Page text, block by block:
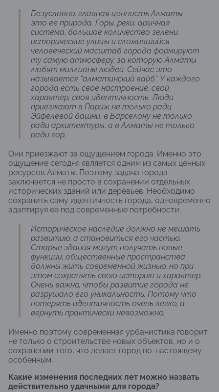
Безусловно, главная ценность Алматы –
это ее природа. Горы, реки, арычная
система, большое количество зелени,
исторические улицы и сложившийся
человеческий масштаб города формируют
ту самую атмосферу, за которую Алматы
любят миллионы людей. Сейчас это
называется “алматинский вайб”. У каждого
города есть свое настроение, свой
характер, своя идентичность. Люди
приезжают в Париж не только ради
Эйфелевой башни, в Барселону не только
ради архитектуры, а в Алматы не только
ради гор.
Они приезжают за ощущением города. Именно это
ощущение сегодня является одним из самых ценных
ресурсов Алматы. Поэтому задача города
заключается не просто в сохранении отдельных
исторических зданий или деревьев. Необходимо
сохранить саму идентичность города, одновременно
адаптируя ее под современные потребности.
Историческое наследие должно не мешать
развитию, а становиться его частью.
Старые здания могут получать новые
функции, общественные пространства
должны жить современной жизнью, но при
этом сохранять свою историю и характер.
Очень важно, чтобы развитие города не
разрушало его уникальность. Потому что
потерять идентичность очень легко, а
вернуть практически невозможно.
Именно поэтому современная урбанистика говорит
не только о строительстве новых объектов, но и о
сохранении того, что делает город по-настоящему
особенным.
Какие изменения последних лет можно назвать
действительно удачными для города?